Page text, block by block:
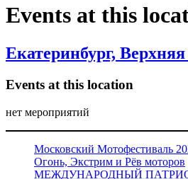
Events at this
Екатеринбург,
Events at this location
нет мероприятий
Московский Мотофестиваль
Огонь, Экстрим и Рёв моторов
МЕЖДУНАРОДНЫЙ